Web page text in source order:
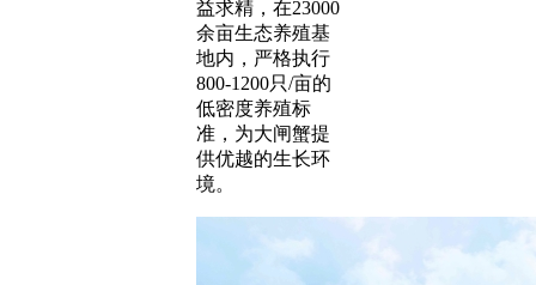
益求精，在23000
余亩生态养殖基
地内，严格执行
800-1200只/亩的
低密度养殖标
准，为大闸蟹提
供优越的生长环
境。